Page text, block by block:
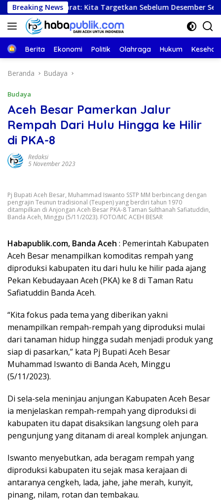
Langsung
ke
konten
Breaking News
Barat: Kita Targetkan Sebelum Desember Semua Selesai
Beranda
Berita Ekonomi Politik Olahraga Hukum
Beranda Budaya
Budaya
Aceh Besar Pamerkan Jalur
Rempah Dari Hulu Hingga ke Hilir
di PKA-8
Redaksi
5 November 2023
Pj Bupati Aceh Besar, Muhammad Iswanto SSTP MM berbincang dengan
pengrajin Teunun tradisional (Teupen) yang berdiri tahun 1970
ditampilkan di Anjongan Aceh Besar PKA-8 Taman Sulthanah Safiatuddin,
Banda Aceh, Minggu (5/11/2023). FOTO/MC ACEH BESAR
Habapublik.com, Banda Aceh : Pemerintah Kabupaten
Aceh Besar menampilkan komoditas rempah yang
diproduksi kabupaten itu dari hulu ke hilir pada ajang
Pekan Kebudayaan Aceh (PKA) ke 8 di Taman Ratu
Safiatuddin Banda Aceh.
“Kita fokus pada tema yang diberikan yakni
menampilkan rempah-rempah yang diproduksi mulai
dari tanaman hidup hingga sudah menjadi produk yang
siap di pasarkan,” kata Pj Bupati Aceh Besar
Muhammad Iswanto di Banda Aceh, Minggu
(5/11/2023).
Di sela-sela meninjau anjungan Kabupaten Aceh Besar
ia menjelaskan rempah-rempah yang diproduksi di
kabupaten itu dapat disaksikan langsung oleh para
pengunjung yang ditanam di areal komplek anjungan.
Iswanto menyebutkan, ada beragam rempah yang
diproduksi kabupaten itu sejak masa kerajaan di
antaranya cengkeh, lada, jahe, jahe merah, kunyit,
pinang, nilam, rotan dan tembakau.